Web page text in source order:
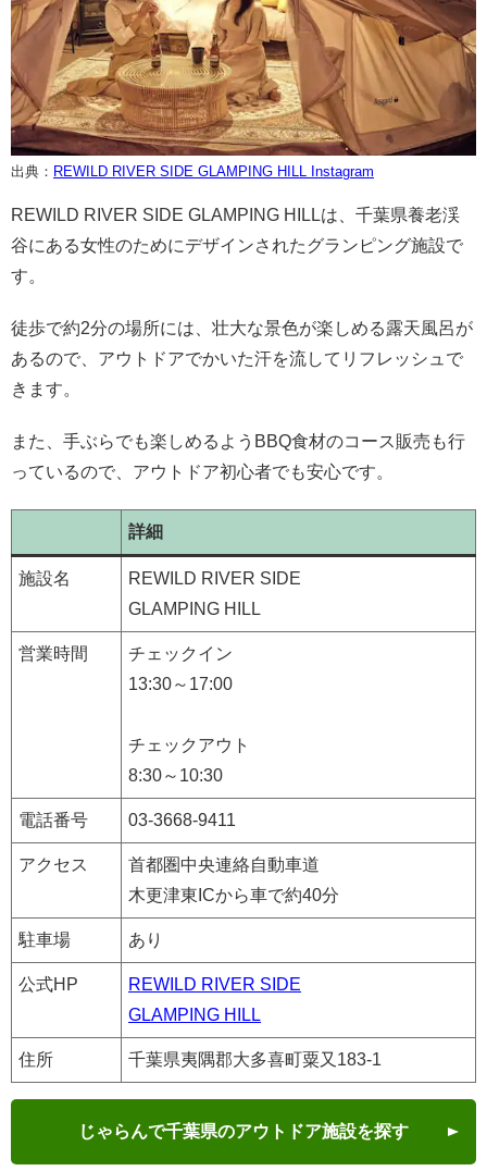
出典： REWILD RIVER SIDE GLAMPING HILL Instagram
REWILD RIVER SIDE GLAMPING HILLは、千葉県養老渓
谷にある女性のためにデザインされたグランピング施設で
す。
徒歩で約2分の場所には、壮大な景色が楽しめる露天風呂が
あるので、アウトドアでかいた汗を流してリフレッシュで
きます。
また、手ぶらでも楽しめるようBBQ食材のコース販売も行
っているので、アウトドア初心者でも安心です。
詳細
施設名
REWILD RIVER SIDE
GLAMPING HILL
営業時間
チェックイン
13:30～17:00
チェックアウト
8:30～10:30
電話番号 03-3668-9411
アクセス
首都圏中央連絡自動車道
木更津東ICから車で約40分
駐車場 あり
公式HP
REWILD RIVER SIDE
GLAMPING HILL
住所 千葉県夷隅郡大多喜町粟又183-1
じゃらんで千葉県のアウトドア施設を探す